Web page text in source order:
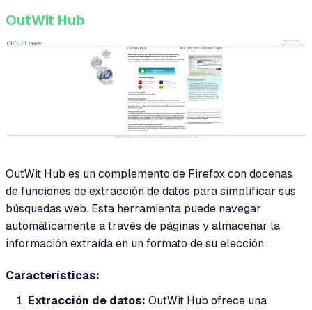
OutWit Hub
OutWit Hub es un complemento de Firefox con docenas
de funciones de extracción de datos para simplificar sus
búsquedas web. Esta herramienta puede navegar
automáticamente a través de páginas y almacenar la
información extraída en un formato de su elección.
Características:
Extracción de datos: OutWit Hub ofrece una